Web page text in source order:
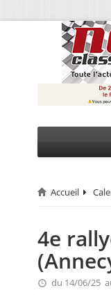
CIRCUIT
RALLYE
MONTAGNE
EVÈNEMENTS
Accueil
4e
du 14/06/25